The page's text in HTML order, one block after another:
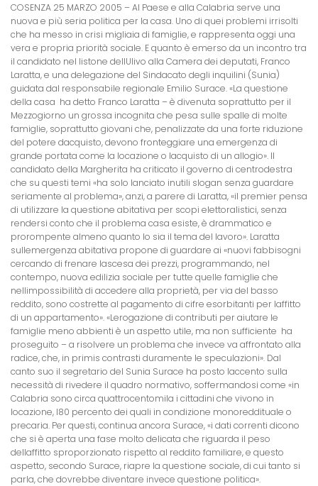
COSENZA 25 MARZO 2005 – Al Paese e alla Calabria serve una
nuova e più seria politica per la casa. Uno di quei problemi irrisolti
che ha messo in crisi migliaia di famiglie, e rappresenta oggi una
vera e propria priorità sociale. E quanto è emerso da un incontro tra
il candidato nel listone dellUlivo alla Camera dei deputati, Franco
Laratta, e una delegazione del Sindacato degli inquilini (Sunia)
guidata dal responsabile regionale Emilio Surace. «La questione
della casa  ha detto Franco Laratta – è divenuta soprattutto per il
Mezzogiorno un grossa incognita che pesa sulle spalle di molte
famiglie, soprattutto giovani che, penalizzate da una forte riduzione
del potere dacquisto, devono fronteggiare una emergenza di
grande portata come la locazione o lacquisto di un allogio». Il
candidato della Margherita ha criticato il governo di centrodestra
che su questi temi «ha solo lanciato inutili slogan senza guardare
seriamente al problema», anzi, a parere di Laratta, «il premier pensa
di utilizzare la questione abitativa per scopi elettoralistici, senza
rendersi conto che il problema casa esiste, è drammatico e
prorompente almeno quanto lo sia il tema del lavoro». Laratta
sullemergenza abitativa propone di guardare ai «nuovi fabbisogni
cercando di frenare lascesa dei prezzi, programmando, nel
contempo, nuova edilizia sociale per tutte quelle famiglie che
nellimpossibilità di accedere alla proprietà, per via del basso
reddito, sono costrette al pagamento di cifre esorbitanti per laffitto
di un appartamento». «Lerogazione di contributi per aiutare le
famiglie meno abbienti è un aspetto utile, ma non sufficiente  ha
proseguito – a risolvere un problema che invece va affrontato alla
radice, che, in primis contrasti duramente le speculazioni». Dal
canto suo il segretario del Sunia Surace ha posto laccento sulla
necessità di rivedere il quadro normativo, soffermandosi come «in
Calabria sono circa quattrocentomila i cittadini che vivono in
locazione, l80 percento dei quali in condizione monoreddituale o
precaria. Per questi, continua ancora Surace, «i dati correnti dicono
che si è aperta una fase molto delicata che riguarda il peso
dellaffitto sproporzionato rispetto al reddito familiare, e questo
aspetto, secondo Surace, riapre la questione sociale, di cui tanto si
parla, che dovrebbe diventare invece questione politica».